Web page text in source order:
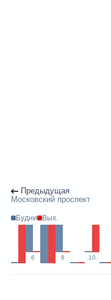
Предыдущая
Московский проспект
Будни Вых.
6 8 10